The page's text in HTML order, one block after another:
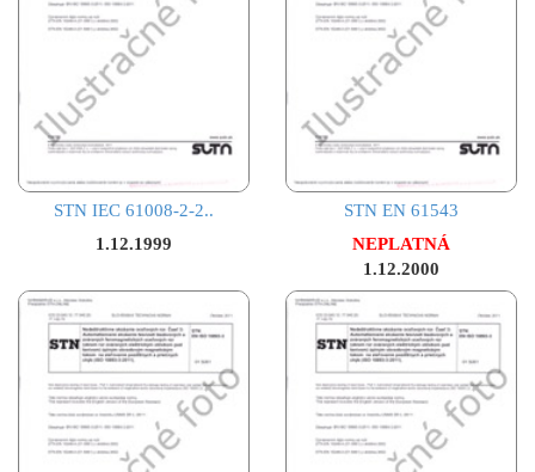
STN IEC 61008-2-2..
1.12.1999
STN EN 61543
NEPLATNÁ
1.12.2000